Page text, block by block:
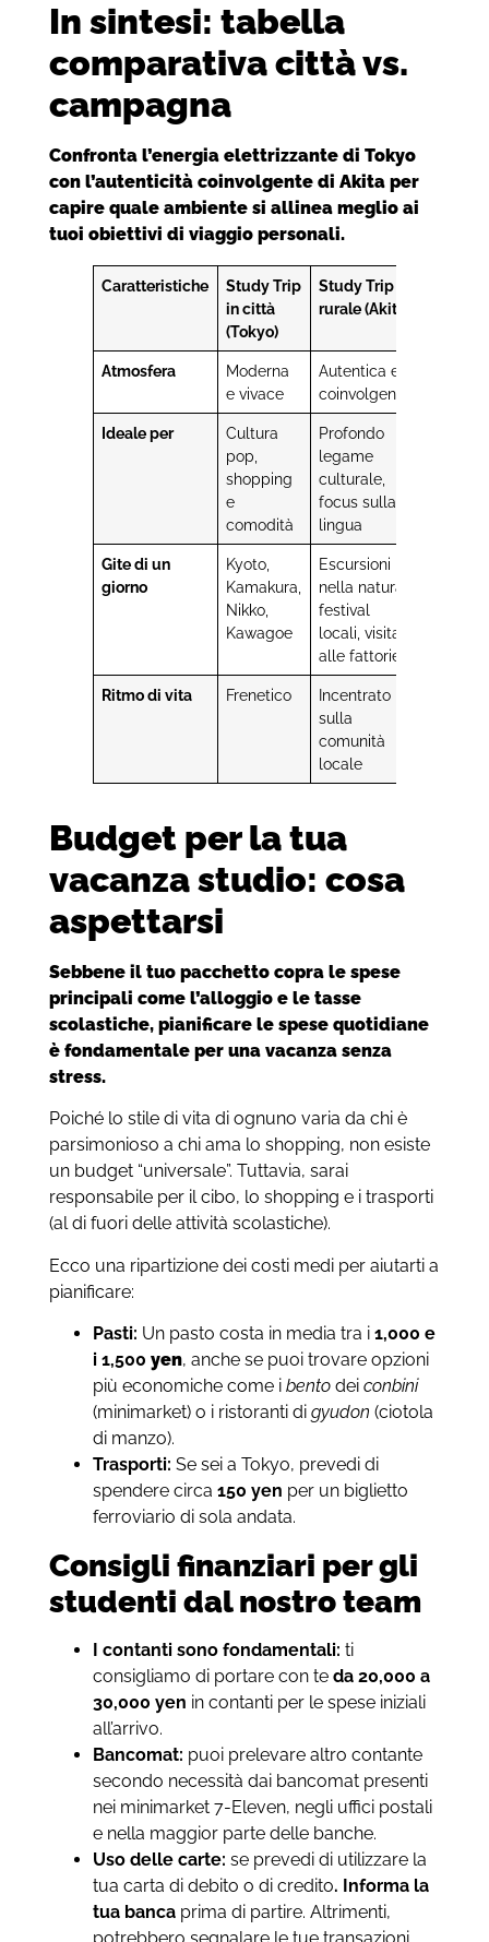
In sintesi: tabella
comparativa città vs.
campagna
Confronta l’energia elettrizzante di Tokyo
con l’autenticità coinvolgente di Akita per
capire quale ambiente si allinea meglio ai
tuoi obiettivi di viaggio personali.
Caratteristiche
Study Trip
in città
(Tokyo)
Study Trip
rurale (Akita)
Atmosfera
Moderna
e vivace
Autentica e
coinvolgente
Ideale per
Cultura
pop,
shopping
e
comodità
Profondo
legame
culturale,
focus sulla
lingua
Gite di un
giorno
Kyoto,
Kamakura,
Nikko,
Kawagoe
Escursioni
nella natura,
festival
locali, visita
alle fattorie
Ritmo di vita Frenetico
Incentrato
sulla
comunità
locale
Budget per la tua
vacanza studio: cosa
aspettarsi
Sebbene il tuo pacchetto copra le spese
principali come l’alloggio e le tasse
scolastiche, pianificare le spese quotidiane
è fondamentale per una vacanza senza
stress.
Poiché lo stile di vita di ognuno varia da chi è
parsimonioso a chi ama lo shopping, non esiste
un budget “universale”. Tuttavia, sarai
responsabile per il cibo, lo shopping e i trasporti
(al di fuori delle attività scolastiche).
Ecco una ripartizione dei costi medi per aiutarti a
pianificare:
Pasti: Un pasto costa in media tra i 1,000 e
i 1,500 yen, anche se puoi trovare opzioni
più economiche come i bentodei conbini
(minimarket) o i ristoranti di gyudon (ciotola
di manzo).
Trasporti: Se sei a Tokyo, prevedi di
spendere circa 150 yen per un biglietto
ferroviario di sola andata.
Consigli finanziari per gli
studenti dal nostro team
I contanti sono fondamentali: ti
consigliamo di portare con te da 20,000 a
30,000 yen in contanti per le spese iniziali
all’arrivo.
Bancomat: puoi prelevare altro contante
secondo necessità dai bancomat presenti
nei minimarket 7-Eleven, negli uffici postali
e nella maggior parte delle banche.
Uso delle carte: se prevedi di utilizzare la
tua carta di debito o di credito. Informa la
tua bancaprima di partire. Altrimenti,